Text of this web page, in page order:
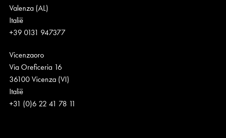
Valenza (AL)
Italië
+39 0131 947377
Vicenzaoro
Via Oreficeria 16
36100 Vicenza (VI)
Italië
+31 (0)6 22 41 78 11